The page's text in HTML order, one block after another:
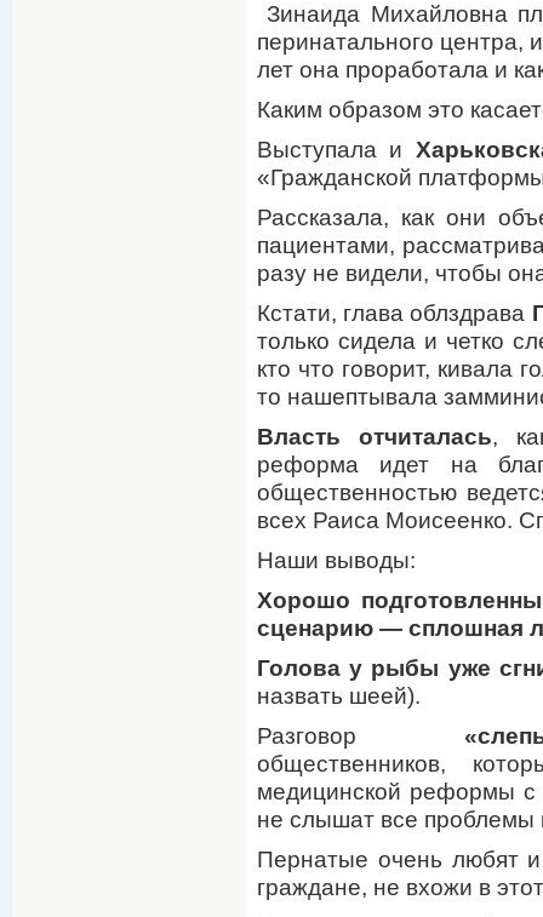
Зинаида Михайловна
перинатального центра,
лет она проработала и
Каким образом это
Выступала и
«Гражданской
Рассказала, как они
пациентами,
разу не видели, чтобы
Кстати, глава облздрава
только сидела и четко
кто что говорит, кивала
то нашептывала
Власть отчиталась,
реформа идет на
общественностью
всех Раиса Моисеенко.
Наши выводы:
Хорошо
сценарию — сплошная
Голова у рыбы уже
назвать шеей).
Разговор
общественников,
медицинской реформы с
не слышат все проблемы
Пернатые очень любят
граждане, не вхожи в